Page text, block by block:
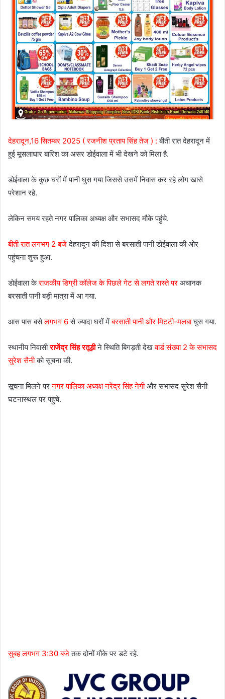
देहरादून,16 सितम्बर 2025 ( रजनीश प्रताप सिंह तेज ) : बीती रात देहरादून में
हुई मूसलाधार बारिश का असर डोईवाला में भी देखने को मिला है.
डोईवाला के कुछ घरों में पानी घुस गया जिससे उसमें निवास कर रहे लोग खासे
परेशान रहे.
लेकिन समय रहते नगर पालिका अध्यक्ष और सभासद मौके पहुंचे.
बीती रात लगभग 2 बजेदेहरादून की दिशा से बरसाती पानी डोईवाला की ओर
पहुंचना शुरू हुआ.
डोईवाला केराजकीय डिग्री कॉलेज के पिछले गेट से लगते रास्ते पर अचानक
बरसाती पानी बड़ी मात्रा में आ गया.
आस पास बसेलगभग 6से ज्यादा घरों मेंबरसाती पानी और मिटटी-मलबाघुस गया.
स्थानीय निवासीराजेंद्र सिंह रतूड़ीने स्थिति बिगड़ती देखवार्ड संख्या 2 के सभासद
सुरेश सैनीको सूचना की.
सूचना मिलने परनगर पालिका अध्यक्ष नरेंद्र सिंह नेगीऔर सभासद सुरेश सैनी
घटनास्थल पर पहुंचे.
सुबह लगभग 3:30 बजेतक दोनों मौके पर डटे रहे.